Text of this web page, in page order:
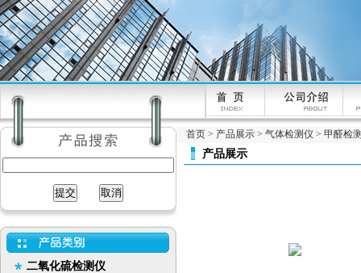
二氧化硫检测仪
首页 > 产品展示 > 气体检测仪 > 甲醛检
产品展示